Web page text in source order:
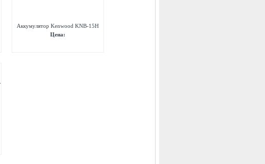
Аккумулятор Kenwood KNB-15H
Цена: